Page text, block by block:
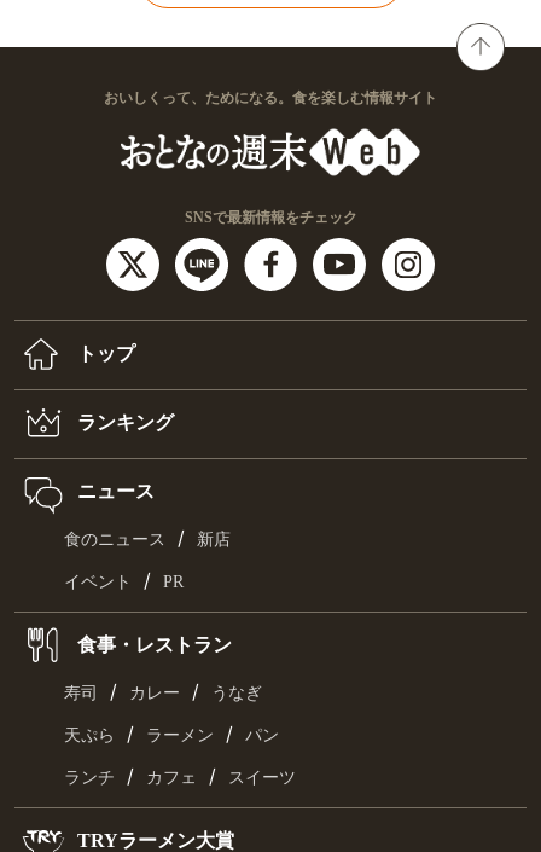
おいしくって、ためになる。食を楽しむ情報サイト
SNSで最新情報をチェック
トップ
ランキング
ニュース
食のニュース / 新店
イベント / PR
食事・レストラン
寿司 / カレー / うなぎ
天ぷら / ラーメン / パン
ランチ / カフェ / スイーツ
TRYラーメン大賞